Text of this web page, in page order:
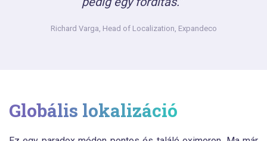
Richard Varga, Head of Localization, Expandeco
Globális lokalizáció